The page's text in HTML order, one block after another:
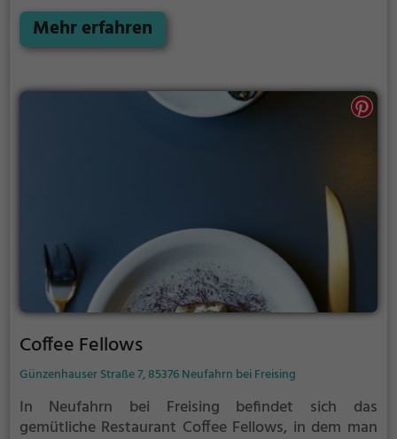
Ambiente lädt zum Verweilen ein, während man sich
von der Vielfalt an hausgemachten Eisspezialitäten
Schokolade und Vanille oder exotische Kreationen,
hier findet jeder seinen persönlichen Favoriten. Auch
für den kleinen Hunger zwischendurch bietet das Eis
alle Sinne und ein absolutes Muss für alle
Mehr erfahren
Coffee Fellows
Günzenhauser Straße 7, 85376 Neufahrn bei Freising
In Neufahrn bei Freising befindet sich das
gemütliche Restaurant Coffee Fellows, in dem man